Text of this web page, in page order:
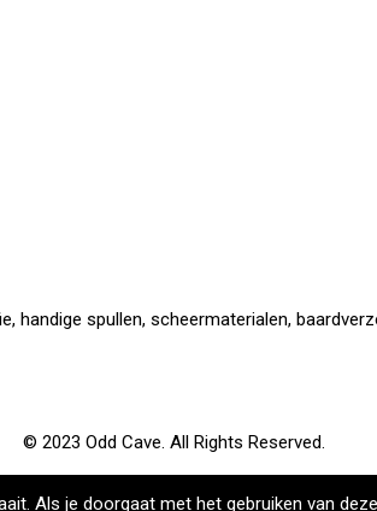
spullen, scheermaterialen,
© 2023 Odd Cave. All Rights Reserved.
Als je doorgaat met het gebruiken van